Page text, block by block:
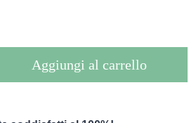
Aggiungi al carrello